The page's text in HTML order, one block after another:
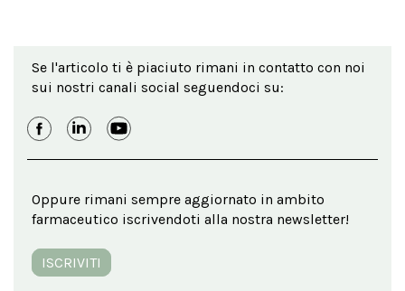
Se l'articolo ti è piaciuto rimani in contatto con noi
sui nostri canali social seguendoci su:
Oppure rimani sempre aggiornato in ambito
farmaceutico iscrivendoti alla nostra newsletter!
ISCRIVITI